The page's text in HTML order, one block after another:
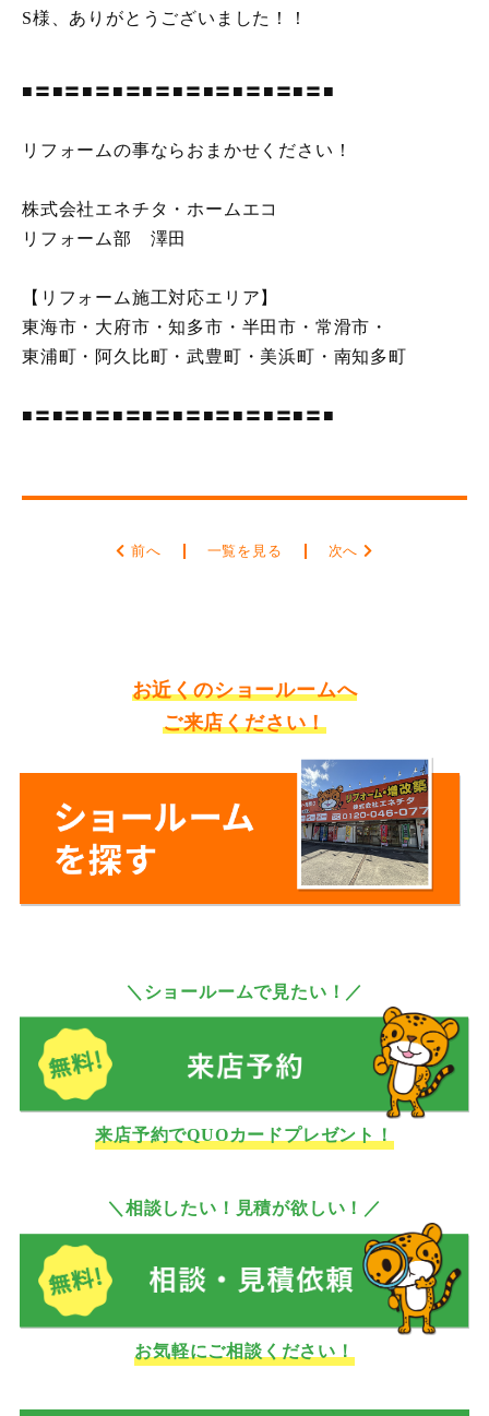
S様、ありがとうございました！！
■〓■〓■〓■〓■〓■〓■〓■〓■〓■〓■
リフォームの事ならおまかせください！
株式会社エネチタ・ホームエコ
リフォーム部 澤田
【リフォーム施工対応エリア】
東海市・大府市・知多市・半田市・常滑市・
東浦町・阿久比町・武豊町・美浜町・南知多町
■〓■〓■〓■〓■〓■〓■〓■〓■〓■〓■
前へ 一覧を見る 次へ
お近くのショールームへ
ご来店ください！
＼ショールームで見たい！／
来店予約でQUOカードプレゼント！
＼相談したい！見積が欲しい！／
お気軽にご相談ください！